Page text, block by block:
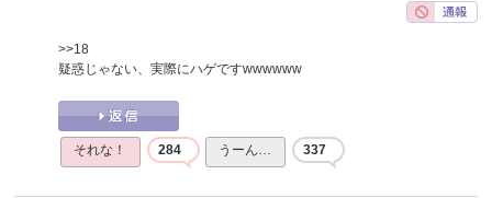
>>18
疑惑じゃない、実際にハゲですwwwwww
それな！ 284 うーん… 337